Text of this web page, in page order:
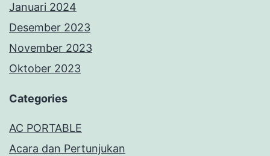
Januari 2024
Desember 2023
November 2023
Oktober 2023
Categories
AC PORTABLE
Acara dan Pertunjukan